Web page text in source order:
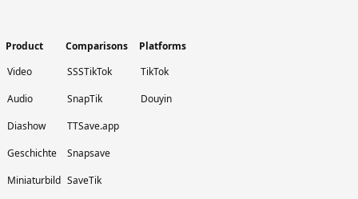
Product
Video
Audio
Diashow
Geschichte
Miniaturbild
Comparisons
SSSTikTok
SnapTik
TTSave.app
Snapsave
SaveTik
Platforms
TikTok
Douyin